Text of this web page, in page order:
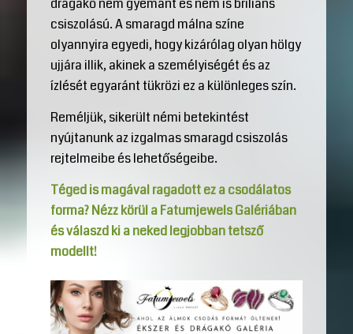
drágakő nem gyémánt és nem is briliáns
csiszolású. A smaragd málna színe
olyannyira egyedi, hogy kizárólag olyan hölgy
ujjára illik, akinek a személyiségét és az
ízlését egyaránt tükrözi ez a különleges szín.
Reméljük, sikerült némi betekintést
nyújtanunk az izgalmas smaragd csiszolás
rejtelmeibe és lehetőségeibe.
Téged is magával ragadott ez a csodálatos
forma? Nézz körül a Fatumjewels Galériában
és válaszd ki a neked legjobban tetsző
modellt!